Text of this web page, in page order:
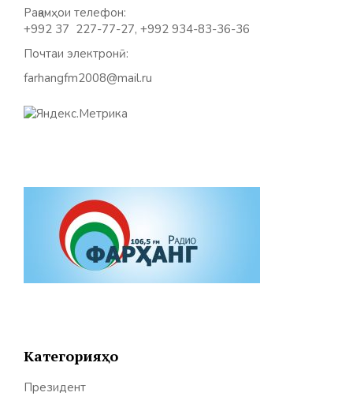
Рақамҳои телефон:
+992 37 227-77-27, +992 934-83-36-36
Почтаи электронӣ:
farhangfm2008@mail.ru
Категорияҳо
Президент